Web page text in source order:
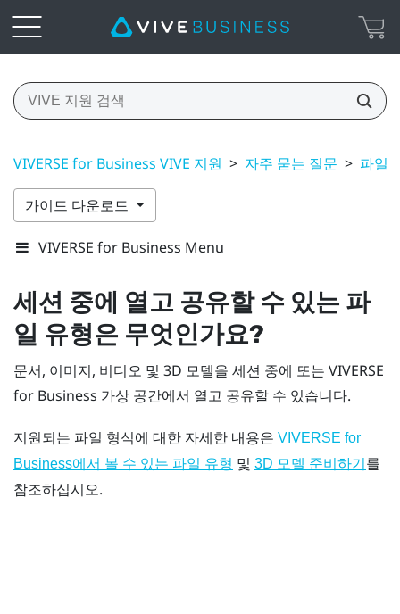
VIVERSE for Business VIVE 지원 > 자주 묻는 질문 > 파일
가이드 다운로드
VIVERSE for Business Menu
세션 중에 열고 공유할 수 있는 파
일 유형은 무엇인가요?
문서, 이미지, 비디오 및 3D 모델을 세션 중에 또는 VIVERSE
for Business 가상 공간에서 열고 공유할 수 있습니다.
지원되는 파일 형식에 대한 자세한 내용은 VIVERSE for
Business에서 볼 수 있는 파일 유형 및 3D 모델 준비하기 를
참조하십시오.